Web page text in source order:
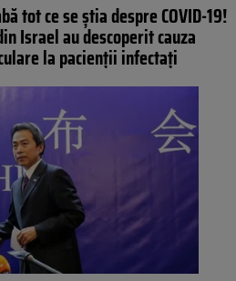
tot ce se știa despre COVID-19!
Israel au descoperit cauza
la pacienții infectați